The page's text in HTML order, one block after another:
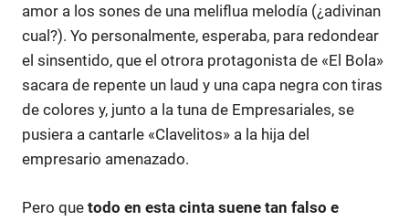
amor a los sones de una meliflua melodía (¿adivinan
cual?). Yo personalmente, esperaba, para redondear
el sinsentido, que el otrora protagonista de «El Bola»
sacara de repente un laud y una capa negra con tiras
de colores y, junto a la tuna de Empresariales, se
pusiera a cantarle «Clavelitos» a la hija del
empresario amenazado.
Pero que todo en esta cinta suene tan falso e